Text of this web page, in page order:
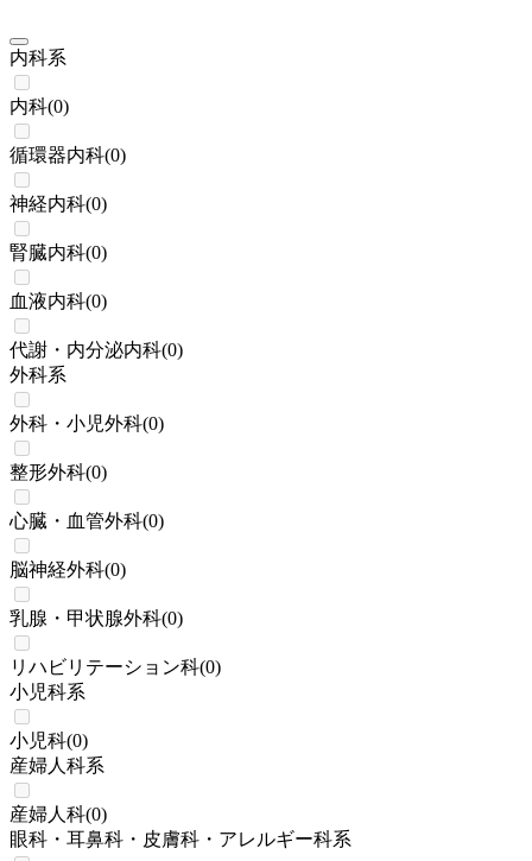
内科系
内科(0)
循環器内科(0)
神経内科(0)
腎臓内科(0)
血液内科(0)
代謝・内分泌内科(0)
外科系
外科・小児外科(0)
整形外科(0)
心臓・血管外科(0)
脳神経外科(0)
乳腺・甲状腺外科(0)
リハビリテーション科(0)
小児科系
小児科(0)
産婦人科系
産婦人科(0)
眼科・耳鼻科・皮膚科・アレルギー科系